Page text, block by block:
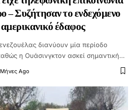
– Συζήτησαν το ενδεχόμενο
έδαφος
διανύουν μία περίοδο
η Ουάσινγκτον ασκεί σημαντική…
Ago